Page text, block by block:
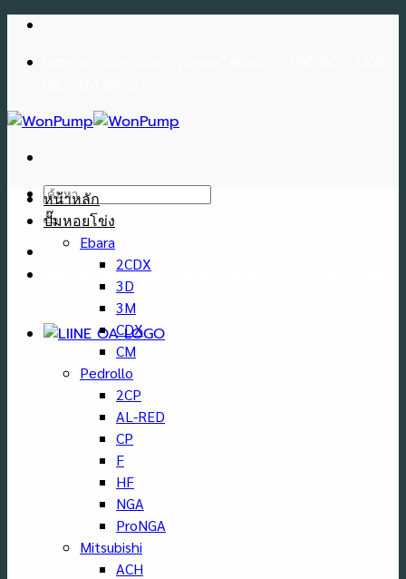
Skip
content
ค้นหา:
[wp-svg-icons icon="phone" wrap="i"] 090-663-3306 ,
082-324-5668
หน้าหลัก
ปั๊มหอยโข่ง
Ebara
2CDX
3D
3M
CDX
CM
Pedrollo
2CP
AL-RED
CP
F
HF
NGA
ProNGA
Mitsubishi
ACH